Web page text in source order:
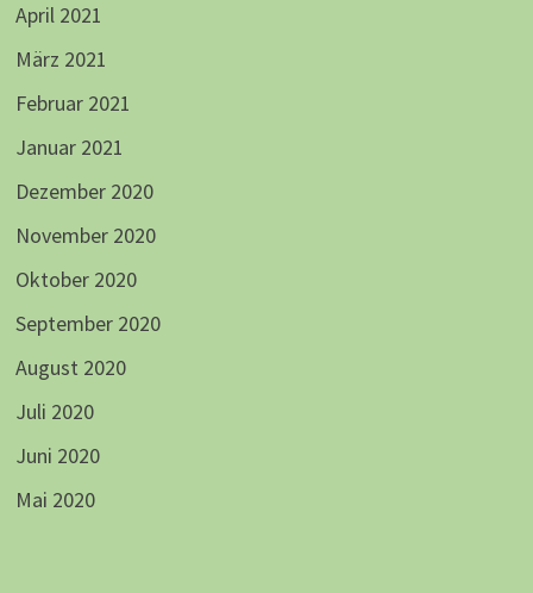
April 2021
März 2021
Februar 2021
Januar 2021
Dezember 2020
November 2020
Oktober 2020
September 2020
August 2020
Juli 2020
Juni 2020
Mai 2020